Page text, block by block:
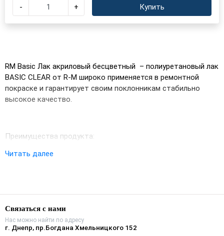
RM Basic Лак акриловый бесцветный – полиуретановый лак
BASIC CLEAR от R-M широко применяется в ремонтной
покраске и гарантирует своим поклонникам стабильно
высокое качество.
Преимущества продукта:
Малое операционное время
Большой сухой остаток
Читать далее
- + Купить
Связаться с нами
Нас можно найти по адресу
г. Днепр, пр.Богдана Хмельницкого 152